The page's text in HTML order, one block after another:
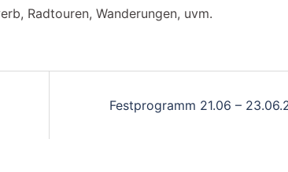
Radtouren, Wanderungen, uvm.
Festprogramm 21.06 –